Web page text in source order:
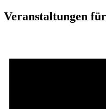
Veranstaltungen